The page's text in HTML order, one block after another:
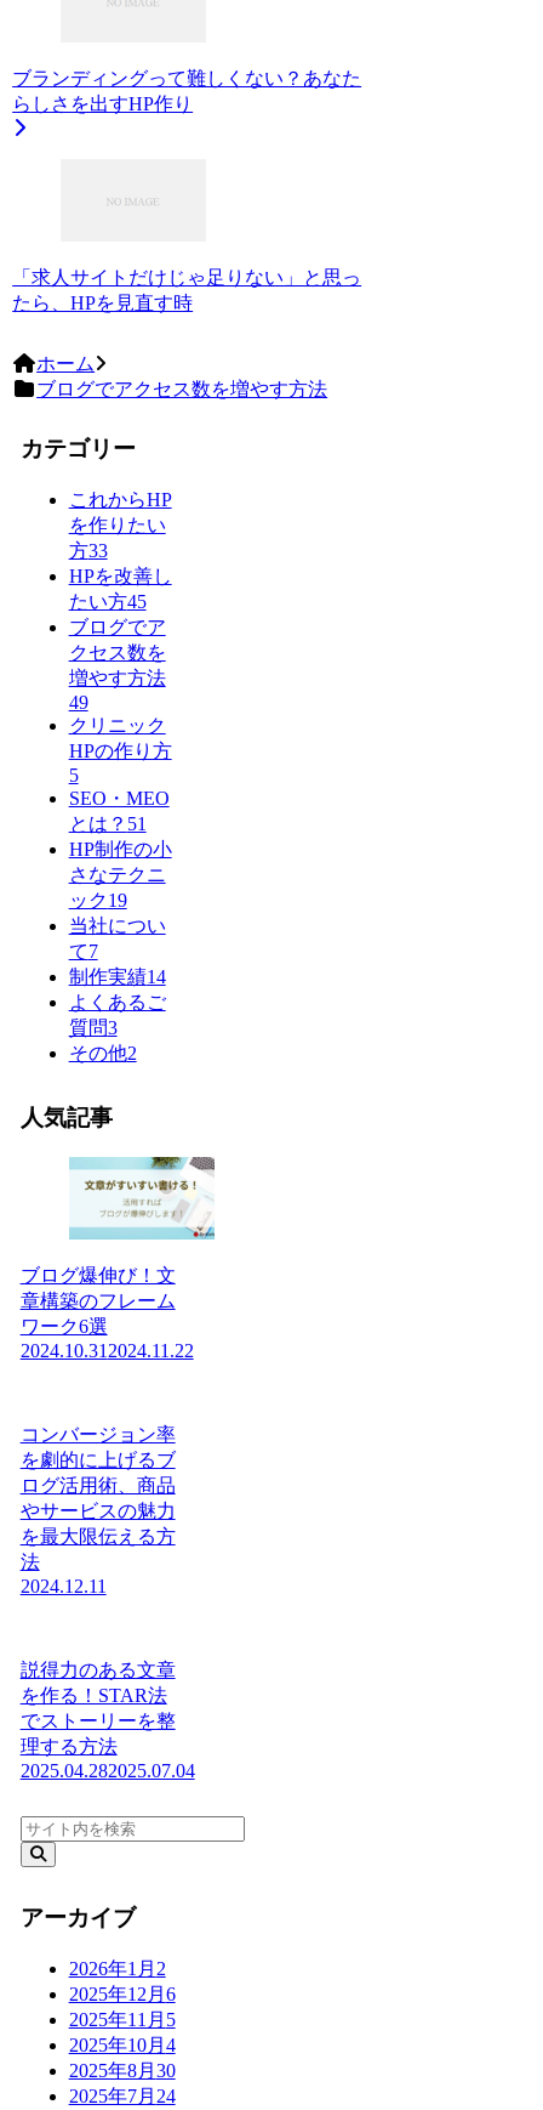
ブランディングって難しくない？あなた
らしさを出すHP作り
「求人サイトだけじゃ足りない」と思っ
たら、HPを見直す時
ホーム
ブログでアクセス数を増やす方法
カテゴリー
これからHP
を作りたい
方33
HPを改善し
たい方45
ブログでア
クセス数を
増やす方法
49
クリニック
HPの作り方
5
SEO・MEO
とは？ 51
HP制作の小
さなテクニ
ック19
当社につい
て7
制作実績14
よくあるご
質問3
その他2
人気記事
ブログ爆伸び！文
章構築のフレーム
ワーク6選
2024.10.31 2024.11.22
コンバージョン率
を劇的に上げるブ
ログ活用術、商品
やサービスの魅力
を最大限伝える方
法
2024.12.11
説得力のある文章
を作る！STAR法
でストーリーを整
理する方法
2025.04.282025.07.04
アーカイブ
2026年1月 2
2025年12月 6
2025年11月 5
2025年10月 4
2025年8月 30
2025年7月 24